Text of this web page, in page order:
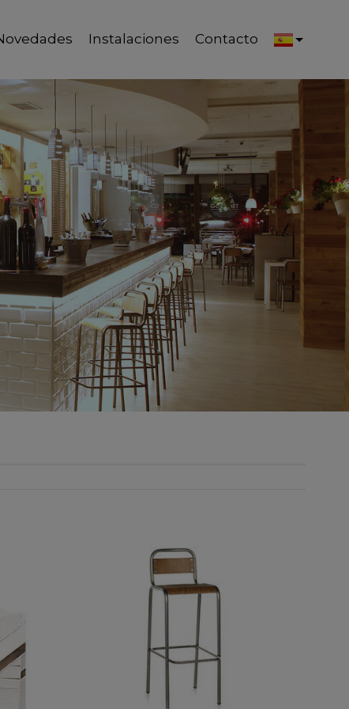
Instalaciones Contacto